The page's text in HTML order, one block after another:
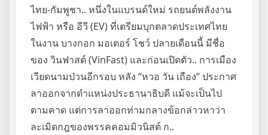
ไทย-กัมพูชา.. หนึ่งในแบรนด์ใหม่ รถยนต์พลังงาน
ไฟฟ้า หรือ อีวี (EV) ที่เตรียมบุกตลาดประเทศไทย
ในงาน บางกอก มอเตอร์ โชว์ ปลายเดือนนี้ มีชื่อ
ของ วินฟาสต์ (VinFast) และก่อนเปิดตัว.. การเมือง
เวียดนามป่วนอีกรอบ หลัง “หวอ วัน เถือง” ประกาศ
ลาออกจากตำแหน่งประธานาธิบดี แม้จะเป็นไป
ตามคาด แต่การลาออกท่ามกลางข้อกล่าวหาว่า
ละเมิดกฎของพรรคคอมมิวนิสต์ ก..